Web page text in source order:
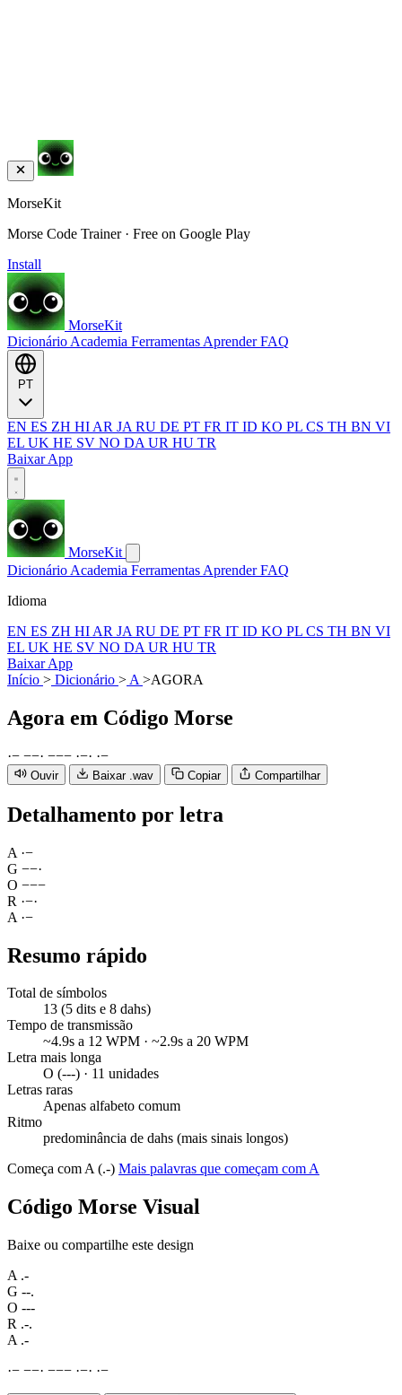
MorseKit
Morse Code Trainer · Free on Google Play
Install
MorseKit
Dicionário Academia Ferramentas AprenderFAQ
EN ES ZH HI AR JA RU DE PT FR IT ID KO PL CS TH BN VI
EL UK HE SV NO DA UR HU TR
Baixar App
MorseKit
Dicionário Academia Ferramentas AprenderFAQ
Idioma
EN ES ZH HI AR JA RU DE PT FR IT ID KO PL CS TH BN VI
EL UK HE SV NO DA UR HU TR
Baixar App
Início > Dicionário > A >AGORA
Agora em Código Morse
·− −−· −−− ·−· ·−
Ouvir Baixar .wav Copiar Compartilhar
Detalhamento por letra
A ·−
G −−·
O −−−
R ·−·
A ·−
Resumo rápido
Total de símbolos
13 (5 dits e 8 dahs)
Tempo de transmissão
~4.9s a 12 WPM · ~2.9s a 20 WPM
Letra mais longa
O (---) · 11 unidades
Letras raras
Apenas alfabeto comum
Ritmo
predominância de dahs (mais sinais longos)
Começa com A (.-) Mais palavras que começam com A
Código Morse Visual
Baixe ou compartilhe este design
A .-
G --.
O ---
R .-.
A .-
·− −−· −−− ·−· ·−